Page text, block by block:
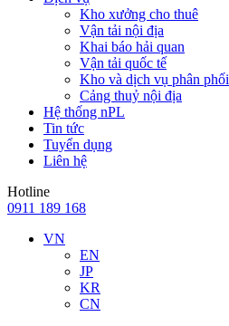
Kho xưởng cho thuê
Vận tải nội địa
Khai báo hải quan
Vận tải quốc tế
Kho và dịch vụ phân phối
Cảng thuỷ nội địa
Hệ thống nPL
Tin tức
Tuyển dụng
Liên hệ
Hotline
0911 189 168
VN
EN
JP
KR
CN